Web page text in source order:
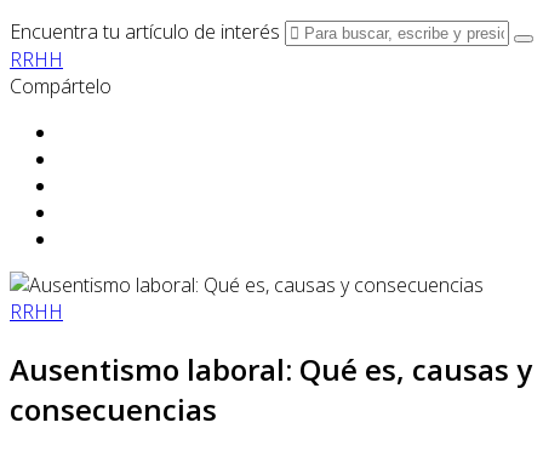
Encuentra tu artículo de interés
RRHH
Compártelo
RRHH
Ausentismo laboral: Qué es, causas y
consecuencias